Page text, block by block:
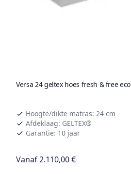
Versa 24 geltex hoes fresh & free eco
Hoogte/dikte matras: 24 cm
Afdeklaag: GELTEX®
Garantie: 10 jaar
Vanaf2.110,00 €